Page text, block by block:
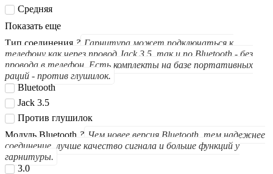
Средняя
Показать еще
Тип соединения ? Гарнитура может подключаться к
телефону как через провод Jack 3.5, так и по Bluetooth - без
провода в телефон. Есть комплекты на базе портативных
раций - против глушилок.
Bluetooth
Jack 3.5
Против глушилок
Модуль Bluetooth ? Чем новее версия Bluetooth, тем надежнее
соединение, лучше качество сигнала и больше функций у
гарнитуры.
3.0